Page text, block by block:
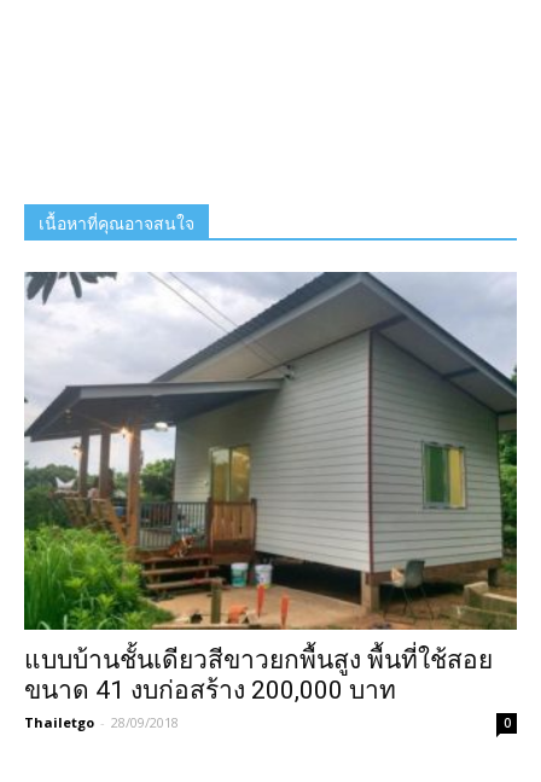
เนื้อหาที่คุณอาจสนใจ
แบบบ้านชั้นเดียวสีขาวยกพื้นสูง พื้นที่ใช้สอย
ขนาด 41 งบก่อสร้าง 200,000 บาท
Thailetgo - 28/09/2018 0